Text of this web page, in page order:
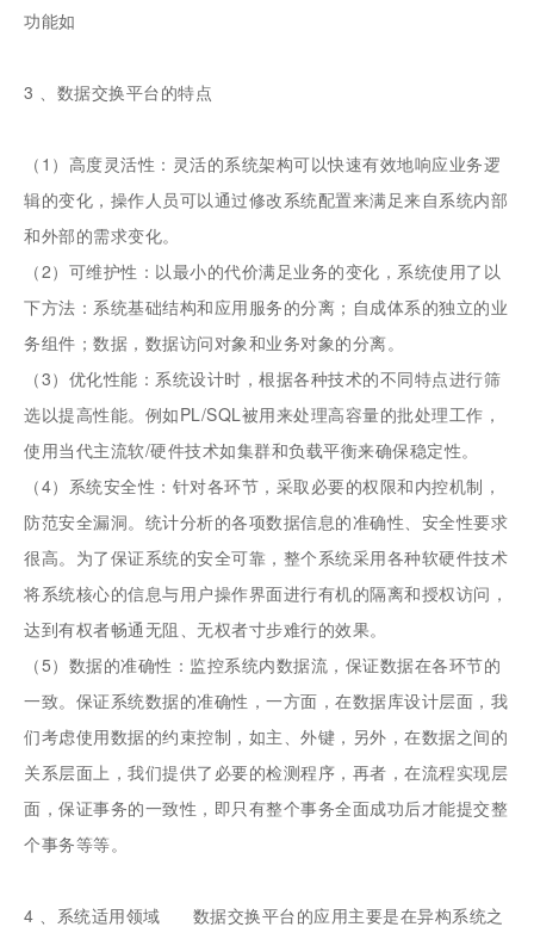
功能如
3 、数据交换平台的特点
（1）高度灵活性：灵活的系统架构可以快速有效地响应业务逻
辑的变化，操作人员可以通过修改系统配置来满足来自系统内部
和外部的需求变化。
（2）可维护性：以最小的代价满足业务的变化，系统使用了以
下方法：系统基础结构和应用服务的分离；自成体系的独立的业
务组件；数据，数据访问对象和业务对象的分离。
（3）优化性能：系统设计时，根据各种技术的不同特点进行筛
选以提高性能。例如PL/SQL被用来处理高容量的批处理工作，
使用当代主流软/硬件技术如集群和负载平衡来确保稳定性。
（4）系统安全性：针对各环节，采取必要的权限和内控机制，
防范安全漏洞。统计分析的各项数据信息的准确性、安全性要求
很高。为了保证系统的安全可靠，整个系统采用各种软硬件技术
将系统核心的信息与用户操作界面进行有机的隔离和授权访问，
达到有权者畅通无阻、无权者寸步难行的效果。
（5）数据的准确性：监控系统内数据流，保证数据在各环节的
一致。保证系统数据的准确性，一方面，在数据库设计层面，我
们考虑使用数据的约束控制，如主、外键，另外，在数据之间的
关系层面上，我们提供了必要的检测程序，再者，在流程实现层
面，保证事务的一致性，即只有整个事务全面成功后才能提交整
个事务等等。
4 、系统适用领域 数据交换平台的应用主要是在异构系统之